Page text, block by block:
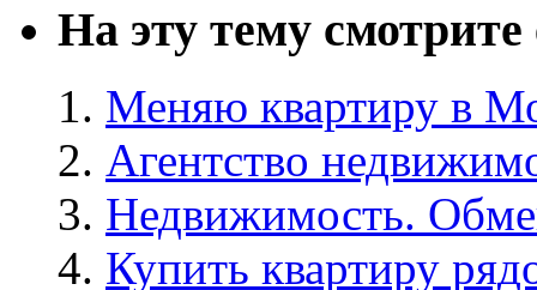
На эту тему
Меняю квартиру в
Агентство
Недвижимость.
Купить квартиру